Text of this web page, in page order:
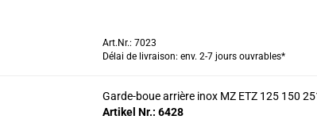
Art.Nr.: 7023
Délai de livraison: env. 2-7 jours ouvrables*
Garde-boue arrière inox MZ ETZ 125 150
Artikel Nr.: 6428